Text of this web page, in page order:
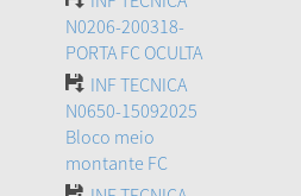
N0206-200318-
PORTA FC OCULTA
INF TECNICA
N0650-15092025
Bloco meio
montante FC